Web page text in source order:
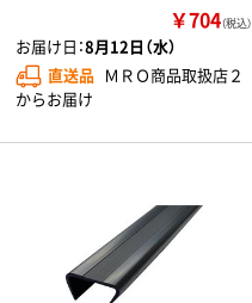
￥704（税込）
お届け日：8月12日（水）
直送品 ＭＲＯ商品取扱店２
からお届け